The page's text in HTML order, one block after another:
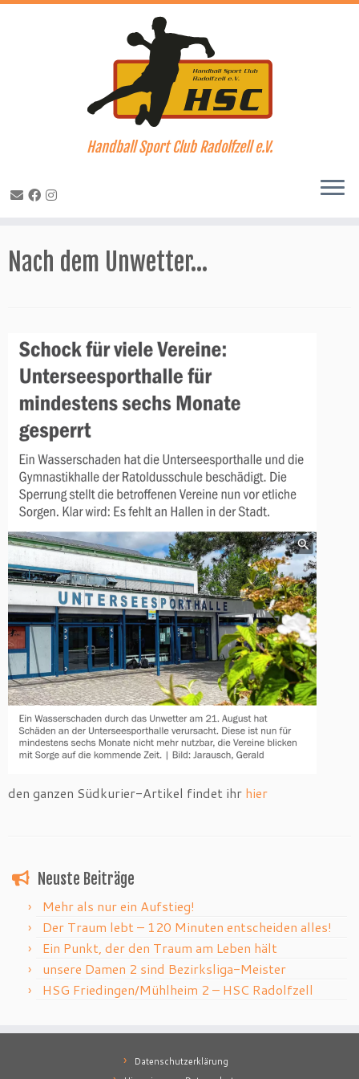
Inhalt
springen
Handball Sport Club Radolfzell e.V.
Nach dem Unwetter…
den ganzen Südkurier-Artikel findet ihr hier
Neuste Beiträge
Mehr als nur ein Aufstieg!
Der Traum lebt – 120 Minuten entscheiden alles!
Ein Punkt, der den Traum am Leben hält
unsere Damen 2 sind Bezirksliga-Meister
HSG Friedingen/Mühlheim 2 – HSC Radolfzell
Datenschutzerklärung